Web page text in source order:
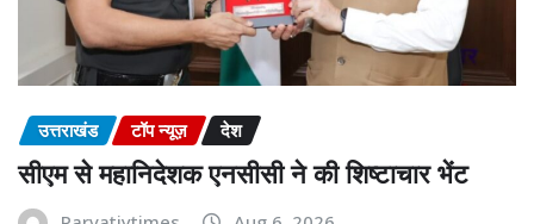
उत्तराखंड टॉप न्यूज़ देश
सीएम से महानिदेशक एनसीसी ने की शिष्टाचार भेंट